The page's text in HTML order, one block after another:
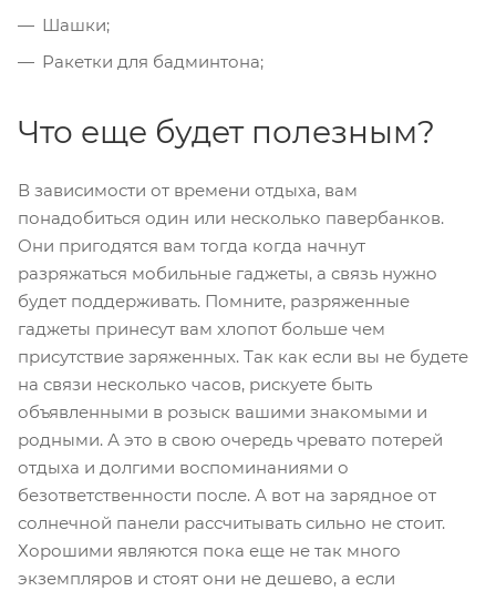
Шашки;
Ракетки для бадминтона;
Что еще будет полезным?
В зависимости от времени отдыха, вам
понадобиться один или несколько павербанков.
Они пригодятся вам тогда когда начнут
разряжаться мобильные гаджеты, а связь нужно
будет поддерживать. Помните, разряженные
гаджеты принесут вам хлопот больше чем
присутствие заряженных. Так как если вы не будете
на связи несколько часов, рискуете быть
объявленными в розыск вашими знакомыми и
родными. А это в свою очередь чревато потерей
отдыха и долгими воспоминаниями о
безответственности после. А вот на зарядное от
солнечной панели рассчитывать сильно не стоит.
Хорошими являются пока еще не так много
экземпляров и стоят они не дешево, а если